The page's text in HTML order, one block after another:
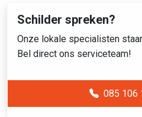
Schilder spreken?
Onze lokale specialisten
Bel direct ons serviceteam!
085 106